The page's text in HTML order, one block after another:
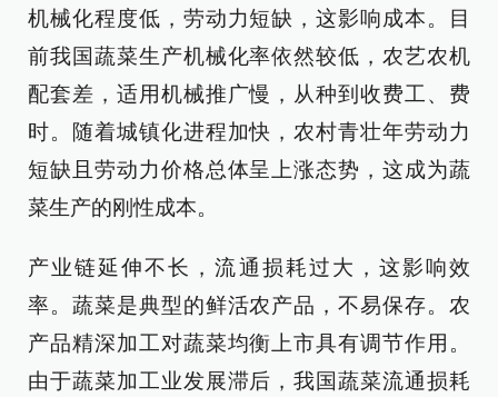
机械化程度低，劳动力短缺，这影响成本。目
前我国蔬菜生产机械化率依然较低，农艺农机
配套差，适用机械推广慢，从种到收费工、费
时。随着城镇化进程加快，农村青壮年劳动力
短缺且劳动力价格总体呈上涨态势，这成为蔬
菜生产的刚性成本。
产业链延伸不长，流通损耗过大，这影响效
率。蔬菜是典型的鲜活农产品，不易保存。农
产品精深加工对蔬菜均衡上市具有调节作用。
由于蔬菜加工业发展滞后，我国蔬菜流通损耗